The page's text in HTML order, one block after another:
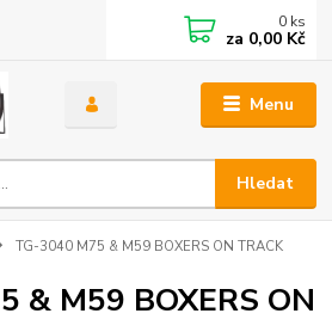
Menu
Hledat
0 ks
za 0,00 Kč
TG-3040 M75 & M59 BOXERS ON TRACK
& M59 BOXERS ON